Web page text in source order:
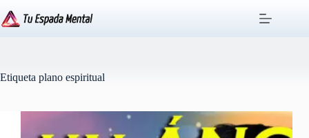
al
contenido
Etiqueta plano espiritual